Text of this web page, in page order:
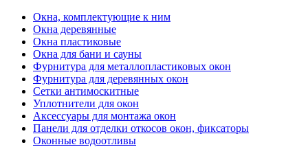
Окна, комплектующие к ним
Окна деревянные
Окна пластиковые
Окна для бани и сауны
Фурнитура для металлопластиковых окон
Фурнитура для деревянных окон
Сетки антимоскитные
Уплотнители для окон
Аксессуары для монтажа окон
Панели для отделки откосов окон, фиксаторы
Оконные водоотливы